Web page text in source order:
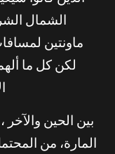
الشمال
ماونتين
لكن كل ما
بين الحين
المارة، من